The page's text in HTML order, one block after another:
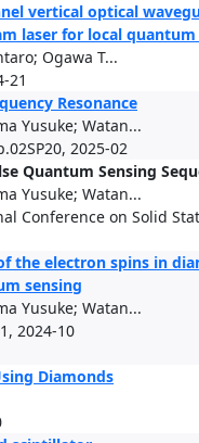
vertical optical
laser for local quantum
Ogawa T...
21
Resonance
Yusuke; Watan...
2025-02
Quantum Sensing
Yusuke; Watan...
Conference on Solid
the electron spins in
sensing
Yusuke; Watan...
2024-10
Diamonds